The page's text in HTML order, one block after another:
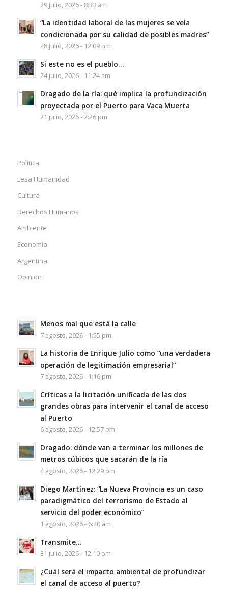
29 julio, 2026 - 8:33 am
“La identidad laboral de las mujeres se veía
condicionada por su calidad de posibles madres”
28 julio, 2026 - 12:09 pm
Si este no es el pueblo…
24 julio, 2026 - 11:24 am
Dragado de la ría: qué implica la profundización
proyectada por el Puerto para Vaca Muerta
21 julio, 2026 - 2:26 pm
Política
Lesa Humanidad
Cultura
Derechos Humanos
Ambiente
Economía
Argentina
Opinion
Menos mal que está la calle
7 agosto, 2026 - 1:55 pm
La historia de Enrique Julio como “una verdadera
operación de legitimación empresarial”
7 agosto, 2026 - 1:16 pm
Críticas a la licitación unificada de las dos
grandes obras para intervenir el canal de acceso
al Puerto
6 agosto, 2026 - 12:57 pm
Dragado: dónde van a terminar los millones de
metros cúbicos que sacarán de la ría
4 agosto, 2026 - 12:29 pm
Diego Martínez: “La Nueva Provincia es un caso
paradigmático del terrorismo de Estado al
servicio del poder económico”
1 agosto, 2026 - 6:20 am
Transmite…
31 julio, 2026 - 12:10 pm
¿Cuál será el impacto ambiental de profundizar
el canal de acceso al puerto?